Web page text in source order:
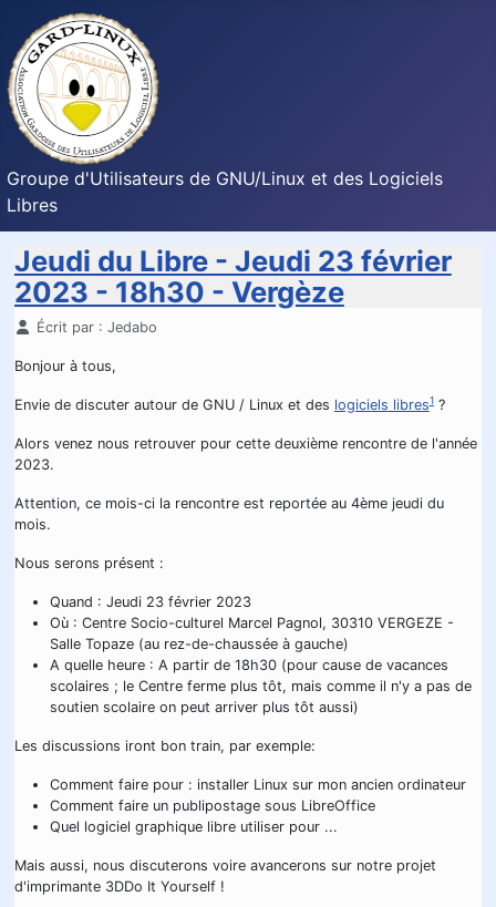
Groupe d'Utilisateurs de GNU/Linux et des Logiciels
Libres
Jeudi du Libre - Jeudi 23 février
2023 - 18h30 - Vergèze
DétailsÉcrit par : Jedabo
Bonjour à tous,
Envie de discuter autour de GNU / Linux et des logiciels libres1?
Alors venez nous retrouver pour cette deuxième rencontre de l'année
2023.
Attention, ce mois-ci la rencontre est reportée au 4ème jeudi du
mois.
Nous serons présent :
Quand : Jeudi 23 février 2023
Où : Centre Socio-culturel Marcel Pagnol, 30310 VERGEZE -
Salle Topaze (au rez-de-chaussée à gauche)
A quelle heure : A partir de 18h30 (pour cause de vacances
scolaires ; le Centre ferme plus tôt, mais comme il n'y a pas de
soutien scolaire on peut arriver plus tôt aussi)
Les discussions iront bon train, par exemple:
Comment faire pour : installer Linux sur mon ancien ordinateur
Comment faire un publipostage sous LibreOffice
Quel logiciel graphique libre utiliser pour ...
Mais aussi, nous discuterons voire avancerons sur notre projet
d'imprimante 3DDo It Yourself !